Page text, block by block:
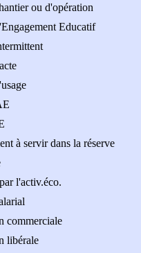
ou d'opération
Educatif
à servir dans la réserve
l'activ.éco.
commerciale
libérale